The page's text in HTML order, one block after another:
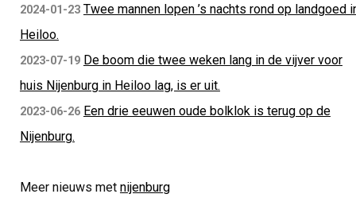
2024-01-23 Twee mannen lopen ’s nachts rond op landgoed
Heiloo.
2023-07-19 De boom die twee weken lang in de vijver voor
huis Nijenburg in Heiloo lag, is er uit.
2023-06-26 Een drie eeuwen oude bolklok is terug op de
Nijenburg.
Meer nieuws met nijenburg